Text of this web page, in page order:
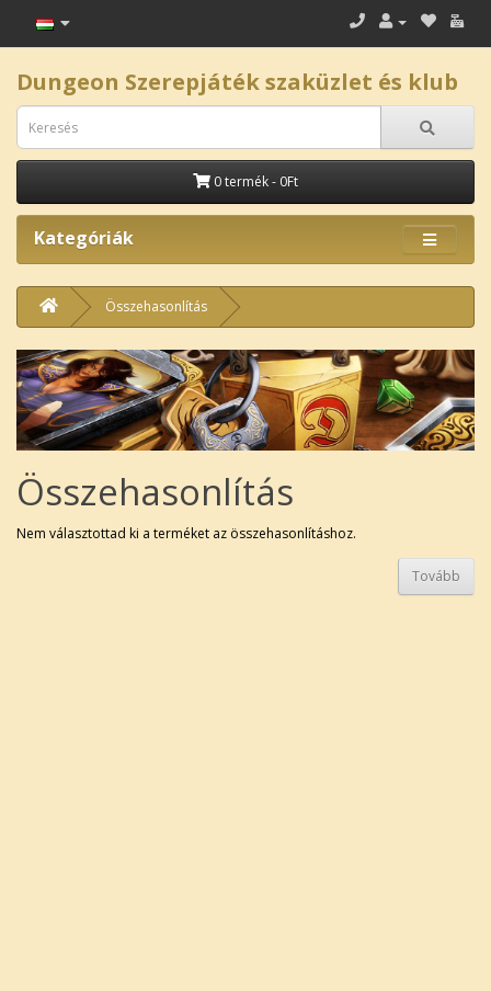
Dungeon Szerepjáték szaküzlet és klub
0 termék - 0Ft
Kategóriák
Összehasonlítás
Összehasonlítás
Nem választottad ki a terméket az összehasonlításhoz.
Tovább